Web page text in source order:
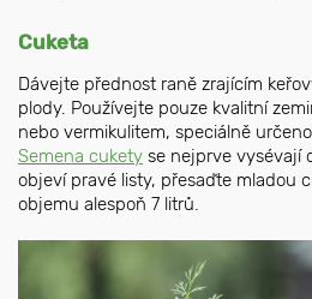
Cuketa
Dávejte přednost raně zrajícím
plody. Používejte pouze kvalitní
nebo vermikulitem, speciálně
Semena cukety se nejprve vysévají
objeví pravé listy, přesaďte mladou
objemu alespoň 7 litrů.